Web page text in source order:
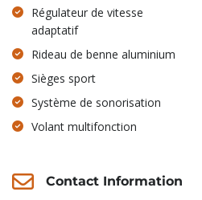
Régulateur de vitesse
adaptatif
Rideau de benne aluminium
Sièges sport
Système de sonorisation
Volant multifonction
Contact Information